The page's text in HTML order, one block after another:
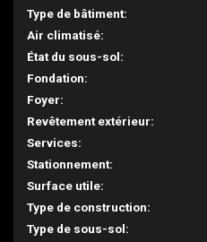
Type de bâtiment:
Air climatisé:
État du sous-sol:
Fondation:
Foyer:
Revêtement extérieur:
Services:
Stationnement:
Surface utile:
Type de construction:
Type de sous-sol: